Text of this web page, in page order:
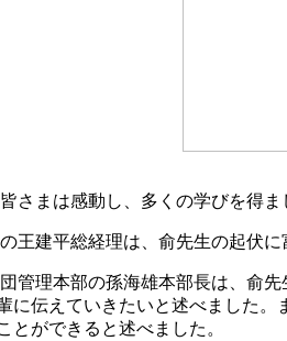
さまは感動し、多くの学びを得
王建平総経理は、俞先生の起伏
管理本部の孫海雄本部長は、俞
に伝えていきたいと述べました
とができると述べました。